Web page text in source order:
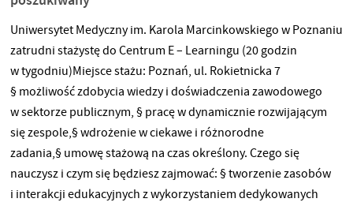
Uniwersytet Medyczny im. Karola Marcinkowskiego w Poznaniu
zatrudni stażystę do Centrum E – Learningu (20 godzin
w tygodniu)Miejsce stażu: Poznań, ul. Rokietnicka 7
§ możliwość zdobycia wiedzy i doświadczenia zawodowego
w sektorze publicznym, § pracę w dynamicznie rozwijającym
się zespole,§ wdrożenie w ciekawe i różnorodne
zadania,§ umowę stażową na czas określony. Czego się
nauczysz i czym się będziesz zajmować: § tworzenie zasobów
i interakcji edukacyjnych z wykorzystaniem dedykowanych